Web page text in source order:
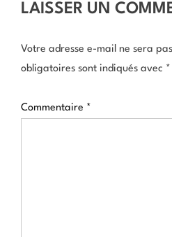
LAISSER UN
Votre adresse e-mail ne sera
obligatoires sont indiqués avec *
Commentaire *